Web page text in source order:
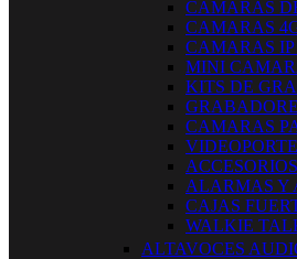
CAMARAS
CAMARAS
CAMARAS
MINI
KITS DE
CAMARAS
ALARMAS Y
CAJAS
WALKIE
ALTAVOCES